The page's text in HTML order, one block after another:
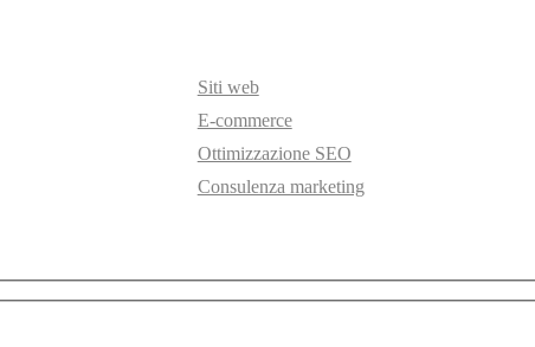
Siti web
E-commerce
Ottimizzazione SEO
Consulenza marketing